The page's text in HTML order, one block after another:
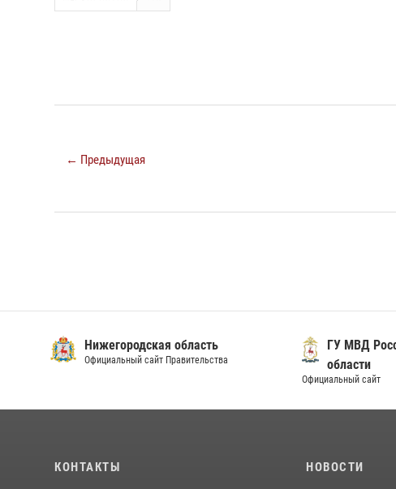
← Предыдущая
Нижегородская область
Официальный сайт Правительства
ГУ МВД
области
Официальный сайт
КОНТАКТЫ НОВОСТИ